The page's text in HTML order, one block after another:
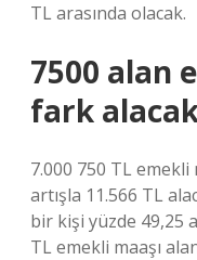
TL arasında olacak.
7500 alan
fark
7.000 750 TL emekli
artışla 11.566 TL
bir kişi yüzde 49,25
TL emekli maaşı